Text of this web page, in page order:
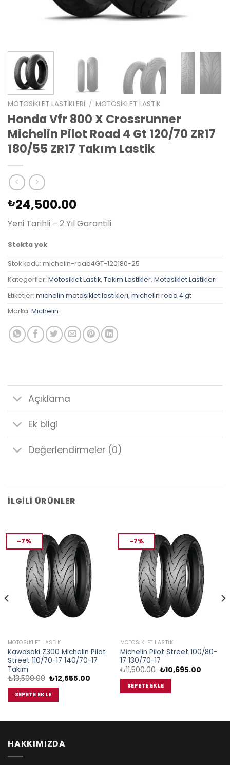
MOTOSIKLET LASTIKLERI / MOTOSIKLET LASTIK
Honda Vfr 800 X Crossrunner
Michelin Pilot Road 4 Gt 120/70 ZR17
180/55 ZR17 Takım Lastik
₺24,500.00
Yeni Tarihli – 2 Yıl Garantili
Stokta yok
Stok kodu: michelin-road4GT-120180-25
Kategoriler: Motosiklet Lastik, Takım Lastikler, Motosiklet Lastikleri
Etiketler: michelin motosiklet lastikleri, michelin road 4 gt
Marka: Michelin
Açıklama
Ek bilgi
Değerlendirmeler (0)
İLGILI ÜRÜNLER
-7%
MOTOSIKLET LASTIK
Kawasaki Z300 Michelin Pilot
Street 110/70-17 140/70-17
Takım
₺13,500.00 Orijinal
fiyat:
₺13,500.00.
₺12,555.00Şu
SEPETE EKLE
-7%
MOTOSIKLET LASTIK
Michelin Pilot Street 100/80-
17 130/70-17
₺11,500.00 Orijinal
fiyat:
₺11,500.00.
₺10,695.00Şu
SEPETE EKLE
HAKKIMIZDA